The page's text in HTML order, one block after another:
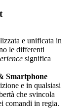
e unificata in
le differenti
significa
Smartphone
e in qualsiasi
che svincola
comandi in regia.